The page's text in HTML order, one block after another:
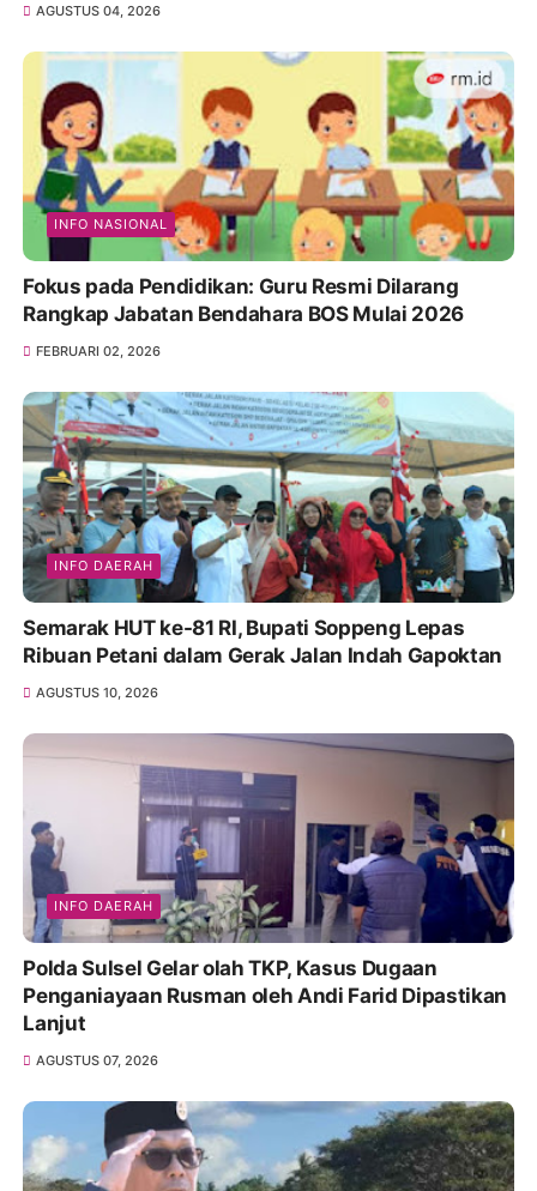
AGUSTUS 04, 2026
INFO NASIONAL
Fokus pada Pendidikan: Guru Resmi Dilarang
Rangkap Jabatan Bendahara BOS Mulai 2026
FEBRUARI 02, 2026
INFO DAERAH
Semarak HUT ke-81 RI, Bupati Soppeng Lepas
Ribuan Petani dalam Gerak Jalan Indah Gapoktan
AGUSTUS 10, 2026
INFO DAERAH
Polda Sulsel Gelar olah TKP, Kasus Dugaan
Penganiayaan Rusman oleh Andi Farid Dipastikan
Lanjut
AGUSTUS 07, 2026